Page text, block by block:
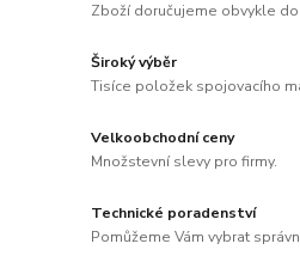
Zboží doručujeme obvykle do
Široký výběr
Tisíce položek spojovacího
Velkoobchodní ceny
Množstevní slevy pro firmy.
Technické poradenství
Pomůžeme Vám vybrat